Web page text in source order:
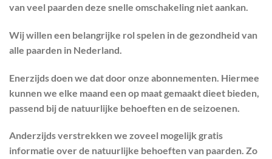
van veel paarden deze snelle omschakeling niet aankan.
Wij willen een belangrijke rol spelen in de gezondheid van
alle paarden in Nederland.
Enerzijds doen we dat door onze abonnementen. Hiermee
kunnen we elke maand een op maat gemaakt dieet bieden,
passend bij de natuurlijke behoeften en de seizoenen.
Anderzijds verstrekken we zoveel mogelijk gratis
informatie over de natuurlijke behoeften van paarden. Zo